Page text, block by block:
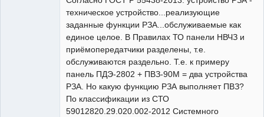
техническое устройство...реализующие
заданные функции РЗА...обслуживаемые как
единое целое. В Правилах ТО панели НВЧЗ и
приёмопередатчики разделены, т.е.
обслуживаются раздельно. Т.е. к примеру
панель ПДЭ-2802 + ПВЗ-90М = два устройства
РЗА. Но какую функцию РЗА выполняет ПВЗ?
По классификации из СТО
59012820.29.020.002-2012 Системного